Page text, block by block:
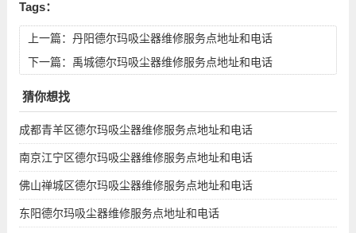
Tags：
上一篇： 丹阳德尔玛吸尘器维修服务点地址和电话
下一篇： 禹城德尔玛吸尘器维修服务点地址和电话
猜你想找
成都青羊区德尔玛吸尘器维修服务点地址和电话
南京江宁区德尔玛吸尘器维修服务点地址和电话
佛山禅城区德尔玛吸尘器维修服务点地址和电话
东阳德尔玛吸尘器维修服务点地址和电话